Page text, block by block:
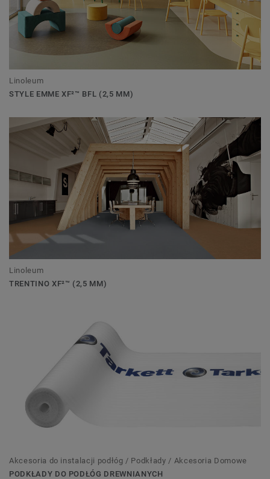
Linoleum
STYLE EMME XF²™ BFL (2,5 MM)
Linoleum
TRENTINO XF²™ (2,5 MM)
Akcesoria do instalacji podłóg / Podkłady / Akcesoria Domowe
PODKŁADY DO PODŁÓG DREWNIANYCH